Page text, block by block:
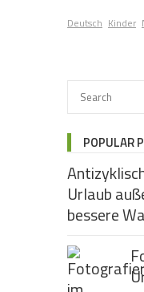
he
Deutsch Kinder
POPULAR
Urlaub
bessere